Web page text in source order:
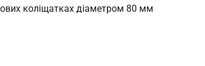
коліщатках діаметром 80 мм